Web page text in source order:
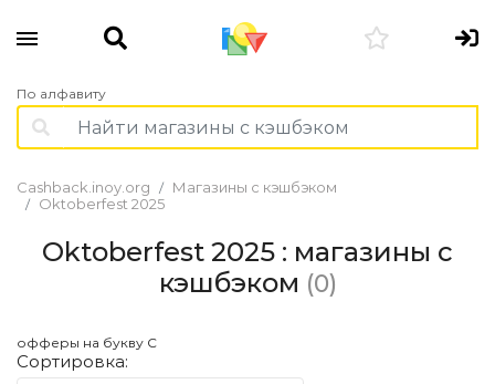
По алфавиту
Cashback.inoy.org
Магазины с кэшбэком
Oktoberfest 2025
Oktoberfest 2025 : магазины с
кэшбэком (0)
офферы на букву С
Сортировка: